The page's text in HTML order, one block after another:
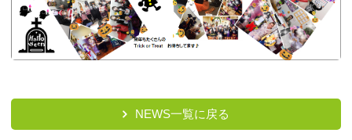
NEWS一覧に戻る